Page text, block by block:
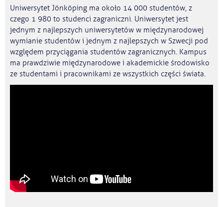
Uniwersytet Jönköping ma około 14 000 studentów, z
czego 1 980 to studenci zagraniczni. Uniwersytet jest
jednym z najlepszych uniwersytetów w międzynarodowej
wymianie studentów i jednym z najlepszych w Szwecji pod
względem przyciągania studentów zagranicznych. Kampus
ma prawdziwie międzynarodowe i akademickie środowisko
ze studentami i pracownikami ze wszystkich części świata.